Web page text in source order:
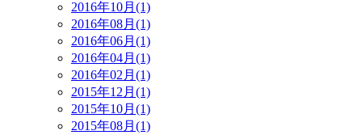
2016年10月(1)
2016年08月(1)
2016年06月(1)
2016年04月(1)
2016年02月(1)
2015年12月(1)
2015年10月(1)
2015年08月(1)